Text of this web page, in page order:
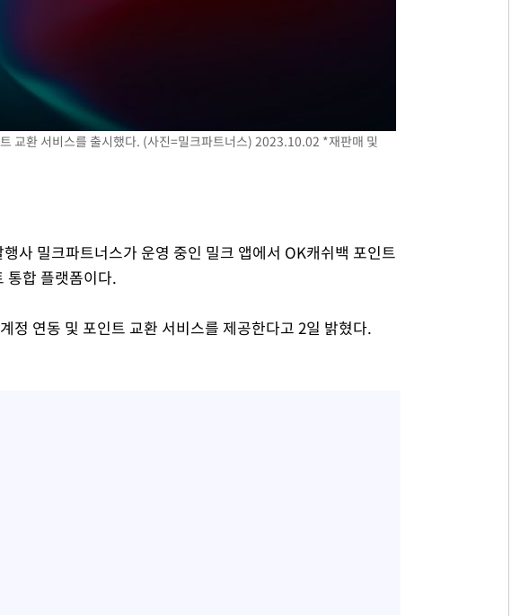
계속[다음
삼겠다"
겨드려 죄송"
교환 서비스를 출시했다. (사진=밀크파트너스) 2023.10.02 *재판매 및
사 밀크파트너스가 운영 중인 밀크 앱에서 OK캐쉬백 포인트
통합 플랫폼이다.
정 연동 및 포인트 교환 서비스를 제공한다고 2일 밝혔다.